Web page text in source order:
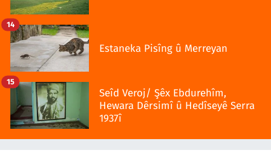
Estaneka Pisîng û Merreyan
14
Seîd Veroj/ Şêx Ebdurehîm,
Hewara Dêrsimî û Hedîseyê Serra
1937î
15